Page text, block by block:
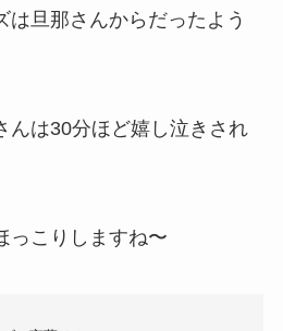
は旦那さんからだったよう
んは30分ほど嬉し泣きされ
っこりしますね〜